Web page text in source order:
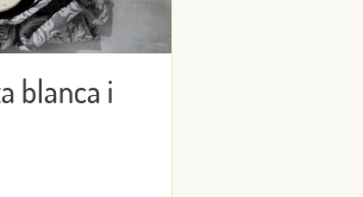
blanca i